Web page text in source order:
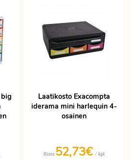
Laatikosto Exacompta
iderama mini harlequin 4-
osainen
Hinta 52,73€ / kpl